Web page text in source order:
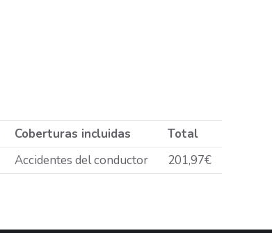
Coberturas incluidas
Total
Accidentes del conductor 201,97€